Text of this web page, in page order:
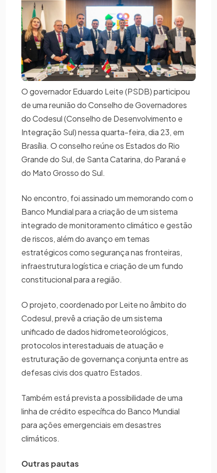
O governador Eduardo Leite (PSDB) participou
de uma reunião do Conselho de Governadores
do Codesul (Conselho de Desenvolvimento e
Integração Sul) nessa quarta-feira, dia 23, em
Brasília. O conselho reúne os Estados do Rio
Grande do Sul, de Santa Catarina, do Paraná e
do Mato Grosso do Sul.
No encontro, foi assinado um memorando com o
Banco Mundial para a criação de um sistema
integrado de monitoramento climático e gestão
de riscos, além do avanço em temas
estratégicos como segurança nas fronteiras,
infraestrutura logística e criação de um fundo
constitucional para a região.
O projeto, coordenado por Leite no âmbito do
Codesul, prevê a criação de um sistema
unificado de dados hidrometeorológicos,
protocolos interestaduais de atuação e
estruturação de governança conjunta entre as
defesas civis dos quatro Estados.
Também está prevista a possibilidade de uma
linha de crédito específica do Banco Mundial
para ações emergenciais em desastres
climáticos.
Outras pautas